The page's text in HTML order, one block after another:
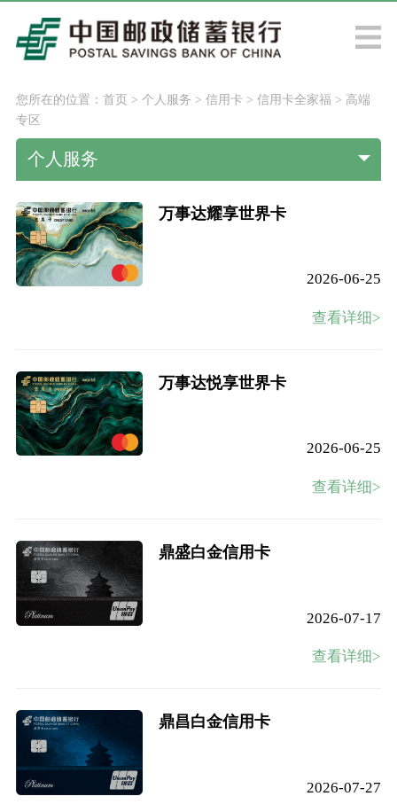
您所在的位置： 首页> 个人服务 > 信用卡 > 信用卡全家福 > 高端
专区
个人服务
万事达耀享世界卡
2026-06-25
查看详细>
万事达悦享世界卡
2026-06-25
查看详细>
鼎盛白金信用卡
2026-07-17
查看详细>
鼎昌白金信用卡
2026-07-27